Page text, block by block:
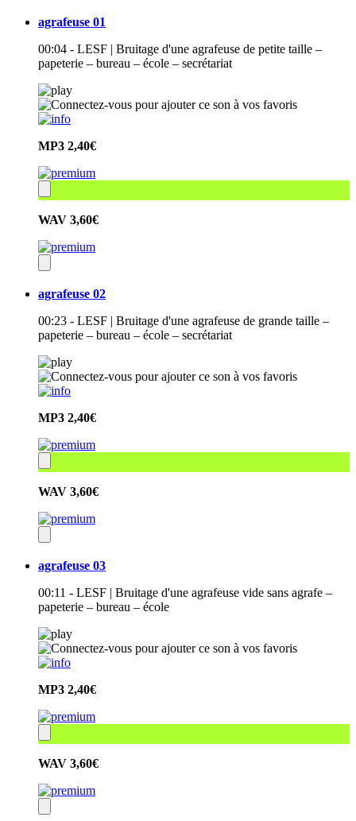
agrafeuse 01
00:04 - LESF | Bruitage d'une agrafeuse de petite taille –
papeterie – bureau – école – secrétariat
MP3 2,40€
WAV 3,60€
agrafeuse 02
00:23 - LESF | Bruitage d'une agrafeuse de grande taille –
papeterie – bureau – école – secrétariat
MP3 2,40€
WAV 3,60€
agrafeuse 03
00:11 - LESF | Bruitage d'une agrafeuse vide sans agrafe –
papeterie – bureau – école
MP3 2,40€
WAV 3,60€